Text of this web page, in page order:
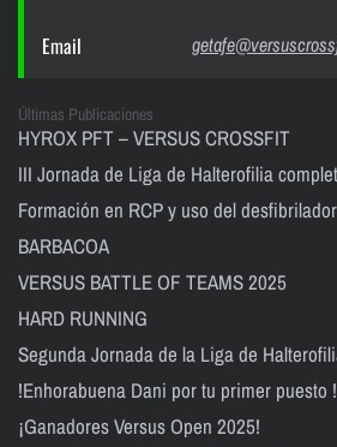
Email
Últimas Publicaciones
HYROX PFT – VERSUS CROSSFIT
III Jornada de Liga de Halterofilia
Formación en RCP y uso del
BARBACOA
VERSUS BATTLE OF TEAMS 2025
HARD RUNNING
Segunda Jornada de la Liga de
!Enhorabuena Dani por tu primer puesto !
¡Ganadores Versus Open 2025!